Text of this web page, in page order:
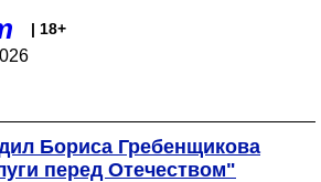
| 18+
Бориса Гребенщикова
перед Отечеством"